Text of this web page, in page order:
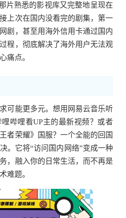
片熟悉的影视库又完整地呈现在
上次在国内没看完的剧集，第一
剧，甚至用海外信用卡通过国内
程，彻底解决了海外用户无法观
痛点。
可能更多元。想用网易云音乐听
哔哩看UP主的最新视频？或者
者荣耀》国服？一个全能的回国
。它将“访问国内网络”变成一种
，融入你的日常生活，而不再是
难题。